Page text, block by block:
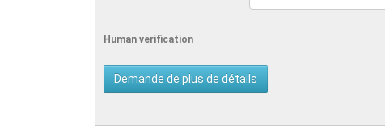
Human verification